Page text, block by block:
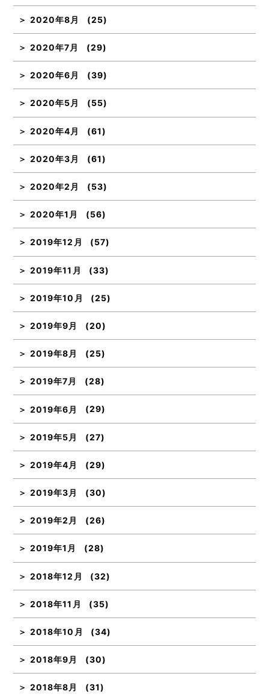
2020年8月 (25)
2020年7月 (29)
2020年6月 (39)
2020年5月 (55)
2020年4月 (61)
2020年3月 (61)
2020年2月 (53)
2020年1月 (56)
2019年12月 (57)
2019年11月 (33)
2019年10月 (25)
2019年9月 (20)
2019年8月 (25)
2019年7月 (28)
2019年6月 (29)
2019年5月 (27)
2019年4月 (29)
2019年3月 (30)
2019年2月 (26)
2019年1月 (28)
2018年12月 (32)
2018年11月 (35)
2018年10月 (34)
2018年9月 (30)
2018年8月 (31)